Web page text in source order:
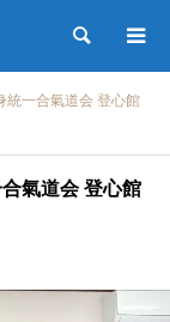
検索
統一合氣道会 登心館
氣道会 登心館